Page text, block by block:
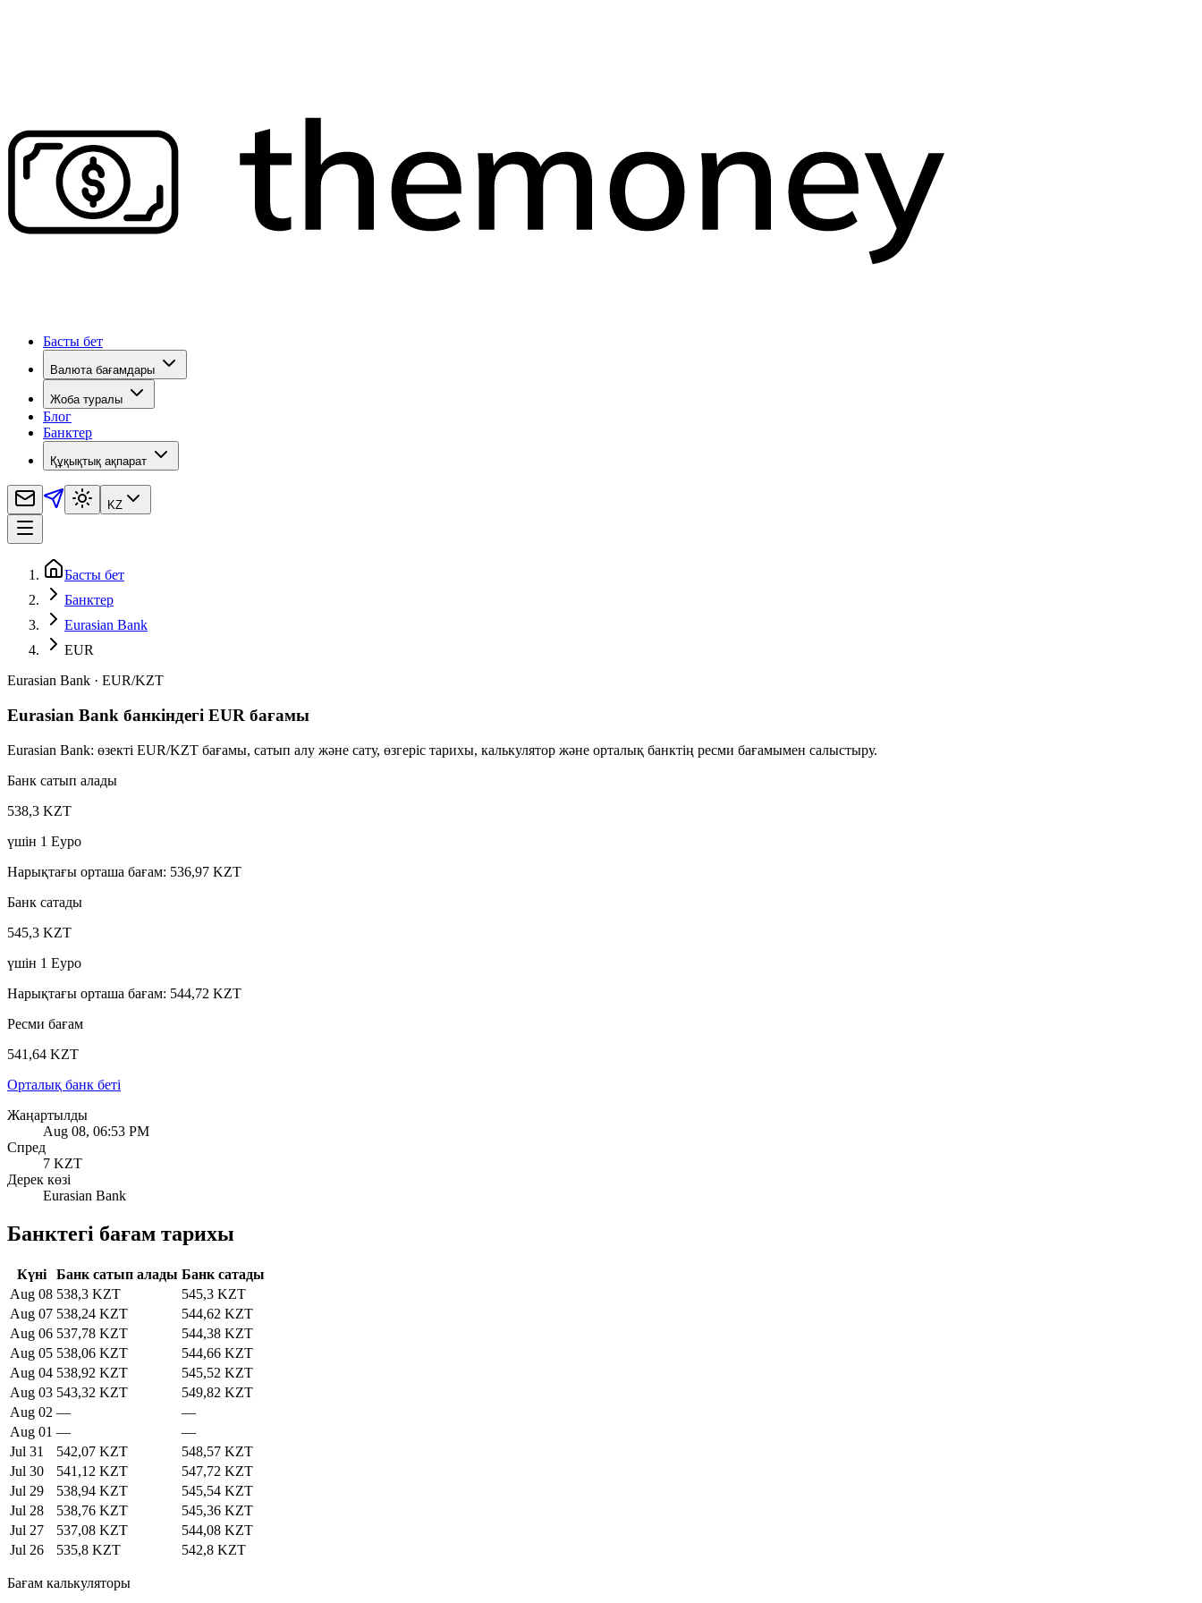
Басты бет
Валюта бағамдары
Жоба туралы
Блог
Банктер
Құқықтық ақпарат
KZ
Басты бет
Банктер
Eurasian Bank
EUR
Eurasian Bank · EUR/KZT
Eurasian Bank банкіндегі EUR бағамы
Eurasian Bank: өзекті EUR/KZT бағамы, сатып алу және сату, өзгеріс тарихы, калькулятор және орталық банктің ресми бағамымен салыстыру.
Банк сатып алады
538,3 KZT
үшін 1 Еуро
Нарықтағы орташа бағам: 536,97 KZT
Банк сатады
545,3 KZT
үшін 1 Еуро
Нарықтағы орташа бағам: 544,72 KZT
Ресми бағам
541,64 KZT
Орталық банк беті
Жаңартылды
Aug 08, 06:53 PM
Спред
7 KZT
Дерек көзі
Eurasian Bank
Банктегі бағам тарихы
Күні Банк сатып алады Банк сатады
Aug 08 538,3 KZT
545,3 KZT
Aug 07 538,24 KZT
544,62 KZT
Aug 06 537,78 KZT
544,38 KZT
Aug 05 538,06 KZT
544,66 KZT
Aug 04 538,92 KZT
545,52 KZT
Aug 03 543,32 KZT
549,82 KZT
Aug 02 —
—
Aug 01 —
—
Jul 31
542,07 KZT
548,57 KZT
Jul 30
541,12 KZT
547,72 KZT
Jul 29
538,94 KZT
545,54 KZT
Jul 28
538,76 KZT
545,36 KZT
Jul 27
537,08 KZT
544,08 KZT
Jul 26
535,8 KZT 542,8 KZT
Бағам калькуляторы